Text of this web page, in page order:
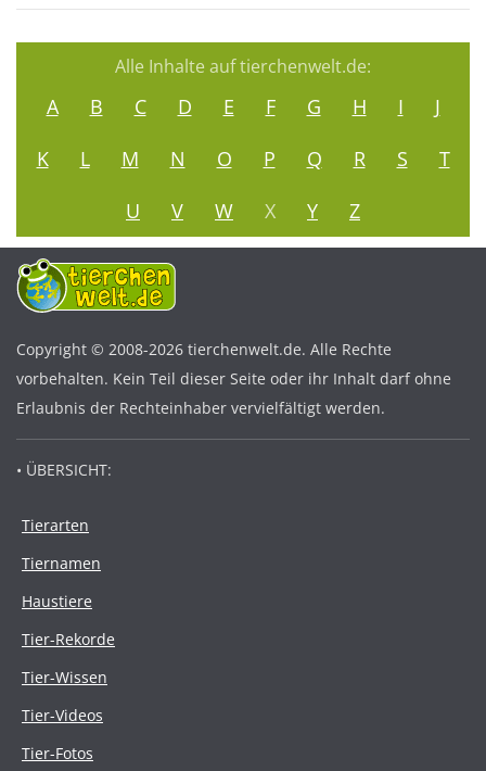
Alle Inhalte auf tierchenwelt.de:
A B C D E F G H I
J
K
L M N O P Q R S
T
U
V W X Y Z
Copyright © 2008-2026 tierchenwelt.de. Alle Rechte
vorbehalten. Kein Teil dieser Seite oder ihr Inhalt darf ohne
Erlaubnis der Rechteinhaber vervielfältigt werden.
• ÜBERSICHT:
Tierarten
Tiernamen
Haustiere
Tier-Rekorde
Tier-Wissen
Tier-Videos
Tier-Fotos